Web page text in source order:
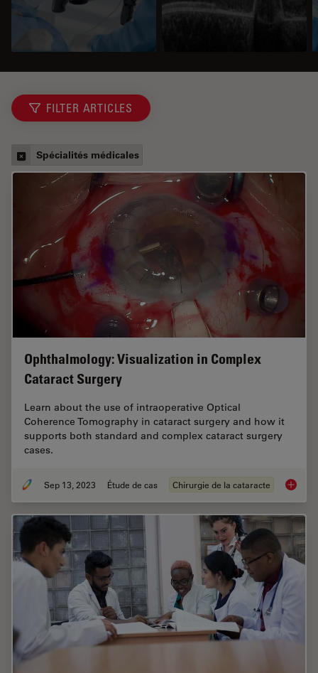
FILTER ARTICLES
Spécialités médicales
Ophthalmology: Visualization in Complex
Cataract Surgery
Learn about the use of intraoperative Optical
Coherence Tomography in cataract surgery and how it
supports both standard and complex cataract surgery
cases.
Sep 13, 2023 Étude de cas Chirurgie de la cataracte